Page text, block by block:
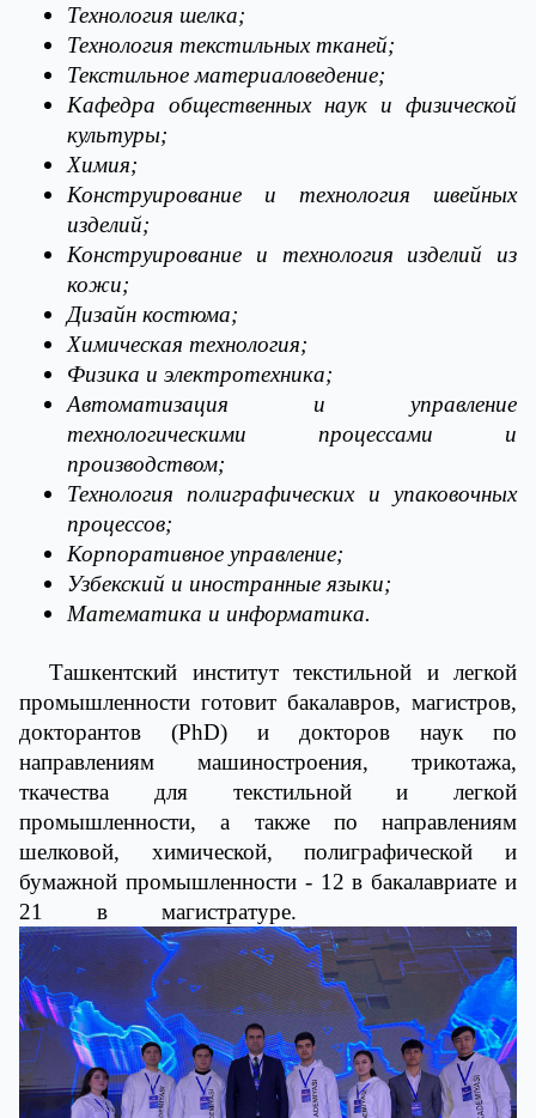
Технология шелка;
Технология текстильных тканей;
Текстильное материаловедение;
Кафедра общественных наук и физической
культуры;
Химия;
Конструирование и технология швейных
изделий;
Конструирование и технология изделий из
кожи;
Дизайн костюма;
Химическая технология;
Физика и электротехника;
Автоматизация и управление
технологическими процессами и
производством;
Технология полиграфических и упаковочных
процессов;
Корпоративное управление;
Узбекский и иностранные языки;
Математика и информатика.
Ташкентский институт текстильной и легкой
промышленности готовит бакалавров, магистров,
докторантов (PhD) и докторов наук по
направлениям машиностроения, трикотажа,
ткачества для текстильной и легкой
промышленности, а также по направлениям
шелковой, химической, полиграфической и
бумажной промышленности - 12 в бакалавриате и
21 в магистратуре.